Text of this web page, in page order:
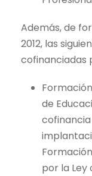
Además, de
2012, las
cofinanciadas
de
cofinancia
por la Ley